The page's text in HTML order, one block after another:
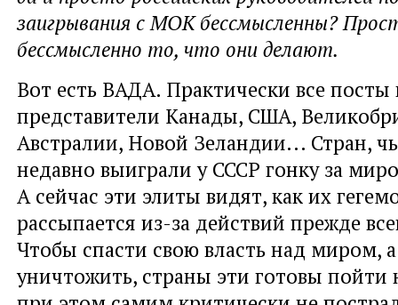
заигрывания с МОК бессмысленны?
бессмысленно то, что они делают.
Вот есть ВАДА. Практически все
представители Канады, США,
Австралии, Новой Зеландии... Стран,
недавно выиграли у СССР гонку за
А сейчас эти элиты видят, как их
рассыпается из-за действий прежде
Чтобы спасти свою власть над миром,
уничтожить, страны эти готовы пойти